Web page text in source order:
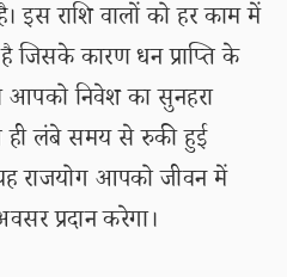
इस राशि वालों को हर काम में
जिसके कारण धन प्राप्ति के
आपको निवेश का सुनहरा
लंबे समय से रुकी हुई
राजयोग आपको जीवन में
प्रदान करेगा।